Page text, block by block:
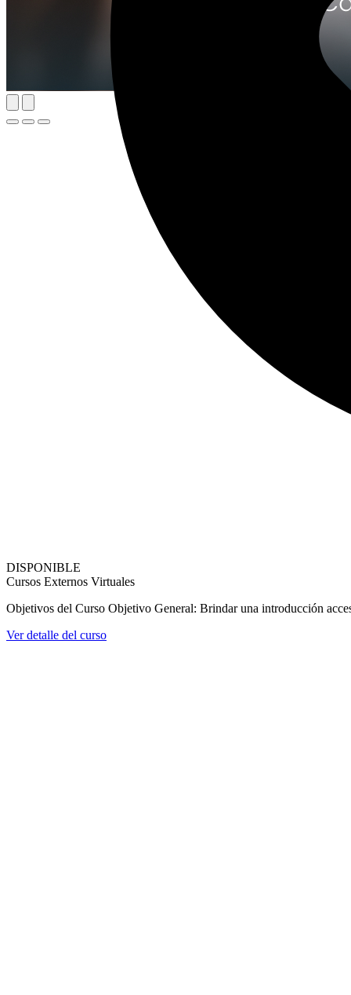
DISPONIBLE
Cursos Externos Virtuales
Objetivos del Curso Objetivo General: Brindar una introducción
Ver detalle del curso